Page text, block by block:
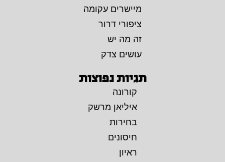
מיישרים עקומה
ציפורי דרור
זה מה יש
עושים צדק
תגיות נפוצות
קורונה
איליאן מרשק
בחירות
חיסונים
ראיון